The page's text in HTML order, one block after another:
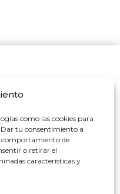
como las cookies para
tu consentimiento a
comportamiento de
o retirar el
características y